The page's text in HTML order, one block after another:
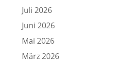
Juli 2026
Juni 2026
Mai 2026
März 2026